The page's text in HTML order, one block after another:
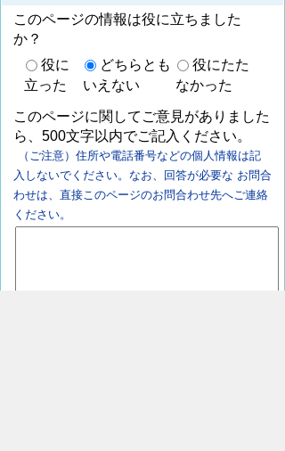
このページの情報は役に立ちました
か？
役に
立った
どちらとも
いえない
役にたた
なかった
このページに関してご意見がありました
ら、500文字以内でご記入ください。
（ご注意）住所や電話番号などの個人情報は記
入しないでください。なお、回答が必要な お問合
わせは、直接このページのお問合わせ先へご連絡
ください。